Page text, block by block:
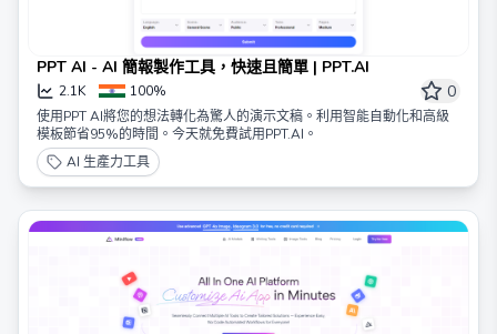
PPT AI - AI 簡報製作工具，快速且簡單 | PPT.AI
2.1K 100% 0
使用PPT AI將您的想法轉化為驚人的演示文稿。利用智能自動化和高級
模板節省95%的時間。今天就免費試用PPT.AI。
AI 生產力工具